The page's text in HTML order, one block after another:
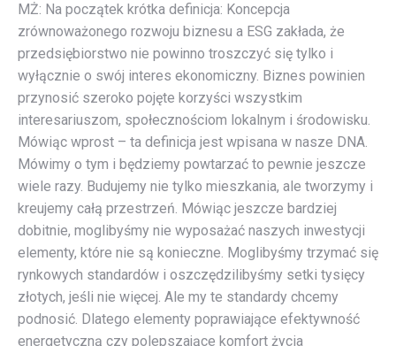
MŻ: Na początek krótka definicja: Koncepcja
zrównoważonego rozwoju biznesu a ESG zakłada, że
przedsiębiorstwo nie powinno troszczyć się tylko i
wyłącznie o swój interes ekonomiczny. Biznes powinien
przynosić szeroko pojęte korzyści wszystkim
interesariuszom, społecznościom lokalnym i środowisku.
Mówiąc wprost – ta definicja jest wpisana w nasze DNA.
Mówimy o tym i będziemy powtarzać to pewnie jeszcze
wiele razy. Budujemy nie tylko mieszkania, ale tworzymy i
kreujemy całą przestrzeń. Mówiąc jeszcze bardziej
dobitnie, moglibyśmy nie wyposażać naszych inwestycji
elementy, które nie są konieczne. Moglibyśmy trzymać się
rynkowych standardów i oszczędzilibyśmy setki tysięcy
złotych, jeśli nie więcej. Ale my te standardy chcemy
podnosić. Dlatego elementy poprawiające efektywność
energetyczną czy polepszające komfort życia